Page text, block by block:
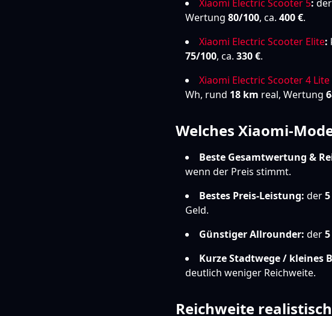
Xiaomi Electric Scooter 5:
Wertung 80/100, ca. 400 €.
Xiaomi Electric Scooter Elite:
75/100, ca. 330 €.
Xiaomi Electric Scooter 4 Lite
Wh, rund 18 km real, Wertung
Welches Xiaomi-
Beste Gesamtwertung &
wenn der Preis stimmt.
Bestes Preis-Leistung: der
Geld.
Günstiger Allrounder: der
Kurze Stadtwege / kleines
deutlich weniger Reichweite.
Reichweite